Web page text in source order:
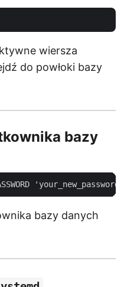
wiersza
do powłoki bazy
bazy
bazy danych